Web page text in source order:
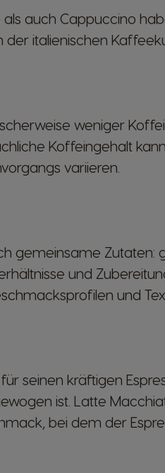
auch Cappuccino
der italienischen
weniger
Koffeingehalt
variieren.
gemeinsame Zutaten:
und
und
seinen kräftigen
ist. Latte
bei dem der